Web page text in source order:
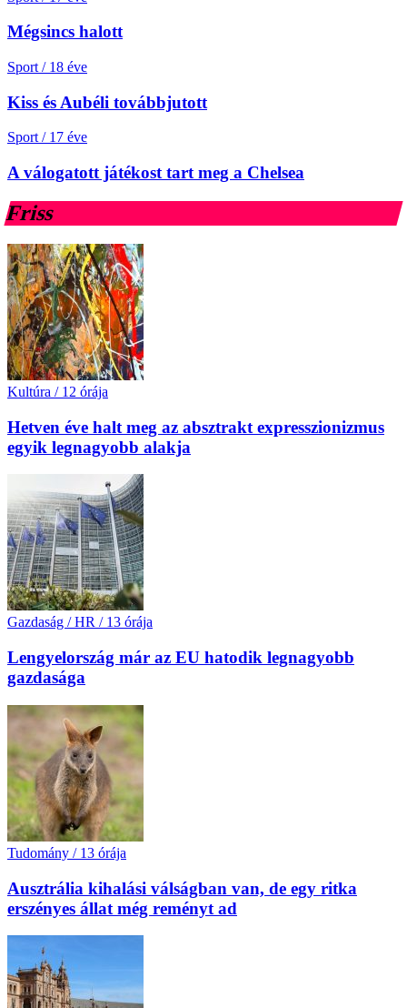
Mégsincs halott
Sport / 18 éve
Kiss és Aubéli továbbjutott
Sport / 17 éve
A válogatott játékost tart meg a Chelsea
Friss
Kultúra / 12 órája
Hetven éve halt meg az absztrakt expresszionizmus
egyik legnagyobb alakja
Gazdaság / HR / 13 órája
Lengyelország már az EU hatodik legnagyobb
gazdasága
Tudomány / 13 órája
Ausztrália kihalási válságban van, de egy ritka
erszényes állat még reményt ad